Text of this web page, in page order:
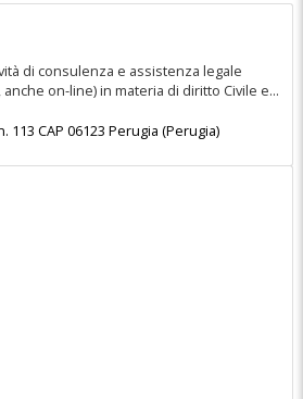
di consulenza e assistenza legale
on-line) in materia di diritto Civile e...
113 CAP06123 Perugia (Perugia)